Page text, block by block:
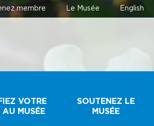
membre Le Musée English
VOTRE
AU MUSÉE
SOUTENEZ LE
MUSÉE